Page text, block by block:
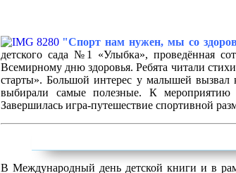
"Спорт нам нужен, мы со
детского сада №1 «Улыбка», проведённая
Всемирному дню здоровья. Ребята читали
старты». Большой интерес у малышей вызвал
выбирали самые полезные. К мероприятию
Завершилась игра-путешествие спортивной
В Международный день детской книги и в